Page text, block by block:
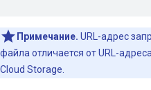
Примечание. URL-адрес
файла отличается от URL-
Cloud Storage.